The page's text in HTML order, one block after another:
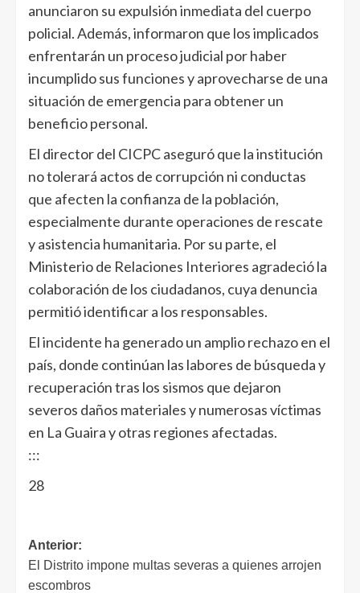
anunciaron su expulsión inmediata del cuerpo
policial. Además, informaron que los implicados
enfrentarán un proceso judicial por haber
incumplido sus funciones y aprovecharse de una
situación de emergencia para obtener un
beneficio personal.
El director del CICPC aseguró que la institución
no tolerará actos de corrupción ni conductas
que afecten la confianza de la población,
especialmente durante operaciones de rescate
y asistencia humanitaria. Por su parte, el
Ministerio de Relaciones Interiores agradeció la
colaboración de los ciudadanos, cuya denuncia
permitió identificar a los responsables.
El incidente ha generado un amplio rechazo en el
país, donde continúan las labores de búsqueda y
recuperación tras los sismos que dejaron
severos daños materiales y numerosas víctimas
en La Guaira y otras regiones afectadas.
:::
28
Anterior:
El Distrito impone multas severas a quienes arrojen
escombros